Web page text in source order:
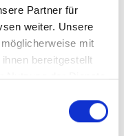
Partner für
weiter. Unsere
mit
bereitgestellt
Nutzung der Dienste